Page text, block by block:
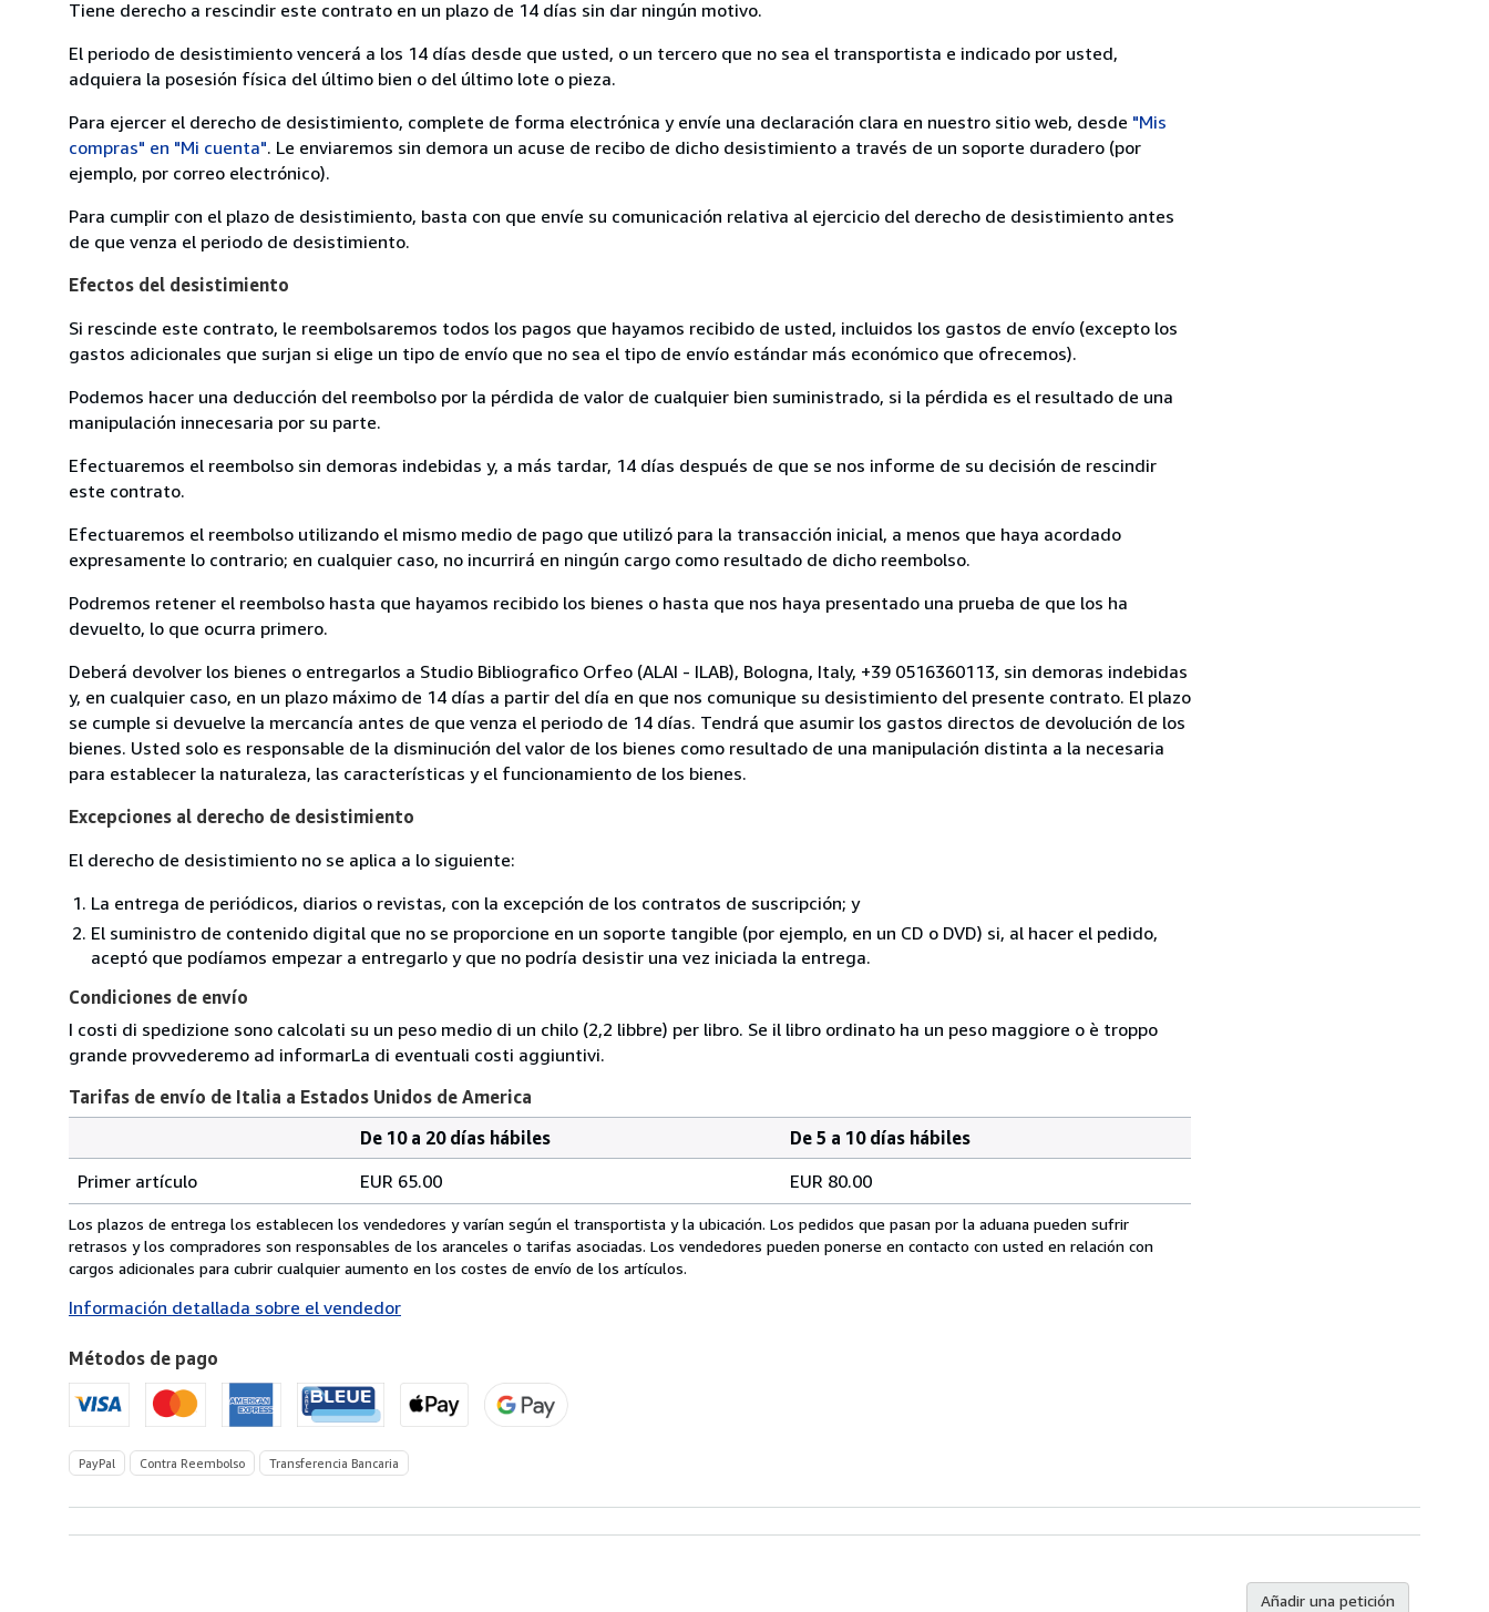
Tiene derecho a rescindir este contrato en un plazo de 14 días sin dar ningún motivo.
El periodo de desistimiento vencerá a los 14 días desde que usted, o un tercero que no sea el transportista e indicado por usted,
adquiera la posesión física del último bien o del último lote o pieza.
Para ejercer el derecho de desistimiento, complete de forma electrónica y envíe una declaración clara en nuestro sitio web, desde "Mis
compras" en "Mi cuenta". Le enviaremos sin demora un acuse de recibo de dicho desistimiento a través de un soporte duradero (por
ejemplo, por correo electrónico).
Para cumplir con el plazo de desistimiento, basta con que envíe su comunicación relativa al ejercicio del derecho de desistimiento antes
de que venza el periodo de desistimiento.
Efectos del desistimiento
Si rescinde este contrato, le reembolsaremos todos los pagos que hayamos recibido de usted, incluidos los gastos de envío (excepto los
gastos adicionales que surjan si elige un tipo de envío que no sea el tipo de envío estándar más económico que ofrecemos).
Podemos hacer una deducción del reembolso por la pérdida de valor de cualquier bien suministrado, si la pérdida es el resultado de una
manipulación innecesaria por su parte.
Efectuaremos el reembolso sin demoras indebidas y, a más tardar, 14 días después de que se nos informe de su decisión de rescindir
este contrato.
Efectuaremos el reembolso utilizando el mismo medio de pago que utilizó para la transacción inicial, a menos que haya acordado
expresamente lo contrario; en cualquier caso, no incurrirá en ningún cargo como resultado de dicho reembolso.
Podremos retener el reembolso hasta que hayamos recibido los bienes o hasta que nos haya presentado una prueba de que los ha
devuelto, lo que ocurra primero.
Deberá devolver los bienes o entregarlos a Studio Bibliografico Orfeo (ALAI - ILAB), Bologna, Italy, +39 0516360113, sin demoras indebidas
y, en cualquier caso, en un plazo máximo de 14 días a partir del día en que nos comunique su desistimiento del presente contrato. El plazo
se cumple si devuelve la mercancía antes de que venza el periodo de 14 días. Tendrá que asumir los gastos directos de devolución de los
bienes. Usted solo es responsable de la disminución del valor de los bienes como resultado de una manipulación distinta a la necesaria
para establecer la naturaleza, las características y el funcionamiento de los bienes.
Excepciones al derecho de desistimiento
El derecho de desistimiento no se aplica a lo siguiente:
La entrega de periódicos, diarios o revistas, con la excepción de los contratos de suscripción; y
El suministro de contenido digital que no se proporcione en un soporte tangible (por ejemplo, en un CD o DVD) si, al hacer el pedido,
aceptó que podíamos empezar a entregarlo y que no podría desistir una vez iniciada la entrega.
Condiciones de envío
I costi di spedizione sono calcolati su un peso medio di un chilo (2,2 libbre) per libro. Se il libro ordinato ha un peso maggiore o è troppo
grande provvederemo ad informarLa di eventuali costi aggiuntivi.
Tarifas de envío de Italia a Estados Unidos de America
de
envío
de
Italia
Estados
de
America
pedido
De 10 a 20 días hábiles
De 5 a 10 días hábiles
Primer artículo
EUR 65.00 EUR 80.00
Los plazos de entrega los establecen los vendedores y varían según el transportista y la ubicación. Los pedidos que pasan por la aduana pueden sufrir
retrasos y los compradores son responsables de los aranceles o tarifas asociadas. Los vendedores pueden ponerse en contacto con usted en relación con
cargos adicionales para cubrir cualquier aumento en los costes de envío de los artículos.
Información detallada sobre el vendedor
Métodos de pago
PayPal Contra Reembolso Transferencia Bancaria
Añadir una petición